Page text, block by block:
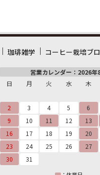
珈琲雑学 コーヒー栽培ブ
営業カレンダー：2026年
日
月 火 水 木
2
3 4 5 6
9
10 11 12 13
16
17 18 19 20
23
24 25 26 27
30
31